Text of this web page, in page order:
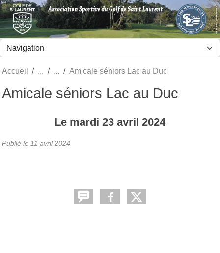
Accueil Amicale séniors Lac au Duc
Amicale séniors Lac au Duc
Le mardi 23 avril 2024
Publié le 11 avril 2024
Panneau de gestion des cookies